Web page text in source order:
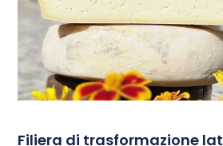
Filiera di trasformazione